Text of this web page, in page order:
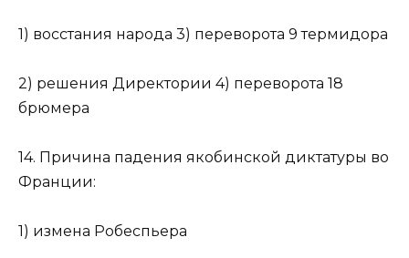
1) восстания народа 3) переворота 9 термидора
2) решения Директории 4) переворота 18
брюмера
14. Причина падения якобинской диктатуры во
Франции:
1) измена Робеспьера